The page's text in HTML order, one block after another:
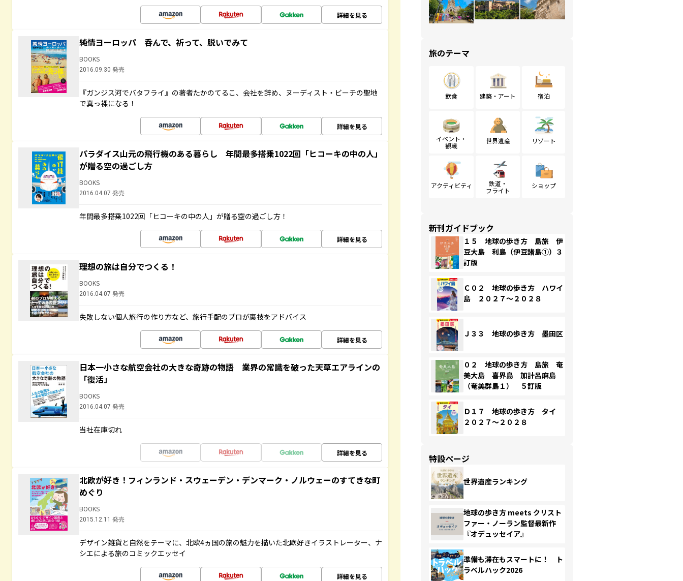
詳細を見る
純情ヨーロッパ 呑んで、祈って、脱いでみて
BOOKS
2016.09.30 発売
『ガンジス河でバタフライ』の著者たかのてるこ、会社を辞め、ヌーディスト・ビーチの聖地
で真っ裸になる！
詳細を見る
パラダイス山元の飛行機のある暮らし 年間最多搭乗1022回「ヒコーキの中の人」
が贈る空の過ごし方
BOOKS
2016.04.07 発売
年間最多搭乗1022回「ヒコーキの中の人」が贈る空の過ごし方！
詳細を見る
理想の旅は自分でつくる！
BOOKS
2016.04.07 発売
失敗しない個人旅行の作り方など、旅行手配のプロが裏技をアドバイス
詳細を見る
日本一小さな航空会社の大きな奇跡の物語 業界の常識を破った天草エアラインの
「復活」
BOOKS
2016.04.07 発売
当社在庫切れ
詳細を見る
北欧が好き！フィンランド・スウェーデン・デンマーク・ノルウェーのすてきな町
めぐり
BOOKS
2015.12.11 発売
デザイン雑貨と自然をテーマに、北欧4ヵ国の旅の魅力を描いた北欧好きイラストレーター、ナ
シエによる旅のコミックエッセイ
詳細を見る
旅のテーマ
飲食 建築・アート 宿泊
イベント・
観戦
世界遺産 リゾート
アクティビティ
鉄道・
フライト
ショップ
新刊ガイドブック
１５ 地球の歩き方 島旅 伊
豆大島 利島（伊豆諸島①）３
訂版
Ｃ０２ 地球の歩き方 ハワイ
島 ２０２７～２０２８
Ｊ３３ 地球の歩き方 墨田区
０２ 地球の歩き方 島旅 奄
美大島 喜界島 加計呂麻島
（奄美群島１） ５訂版
Ｄ１７ 地球の歩き方 タイ
２０２７～２０２８
特設ページ
世界遺産ランキング
地球の歩き方 meets クリスト
ファー・ノーラン監督最新作
『オデュッセイア』
準備も滞在もスマートに！ ト
ラベルハック2026